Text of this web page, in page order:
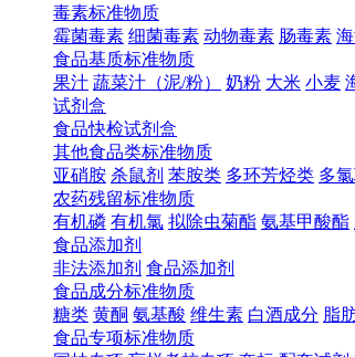
毒素标准物质
霉菌毒素 细菌毒素 动物毒素 肠毒素
食品基质标准物质
果汁 蔬菜汁（泥/粉） 奶粉 大米 小麦
试剂盒
食品快检试剂盒
其他食品类标准物质
亚硝胺 杀鼠剂 苯胺类 多环芳烃类 多
农药残留标准物质
有机磷 有机氯 拟除虫菊酯 氨基甲酸酯
食品添加剂
非法添加剂 食品添加剂
食品成分标准物质
糖类 黄酮 氨基酸 维生素 白酒成分 脂
食品专项标准物质